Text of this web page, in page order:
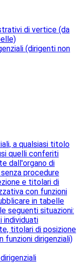
di vertice (da
(dirigenti non
a qualsiasi titolo
quelli conferiti
dall'organo di
procedure
e titolari di
con funzioni
in tabelle
seguenti situazioni:
individuati
titolari di posizione
funzioni dirigenziali)